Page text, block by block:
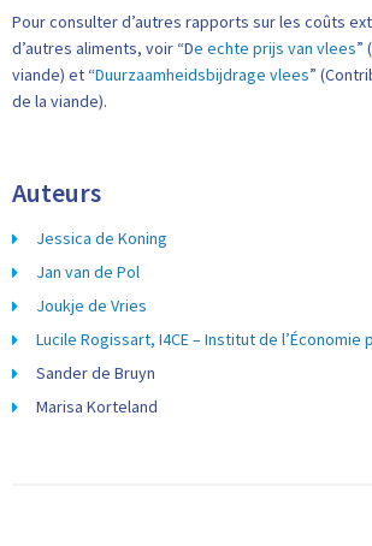
Pour consulter d’autres rapports sur les coûts
d’autres aliments, voir “De echte prijs van vlees”
viande) et “Duurzaamheidsbijdrage vlees”
de la viande).
Auteurs
Jessica de Koning
Jan van de Pol
Joukje de Vries
Lucile Rogissart, I4CE – Institut de l’Économie
Sander de Bruyn
Marisa Korteland